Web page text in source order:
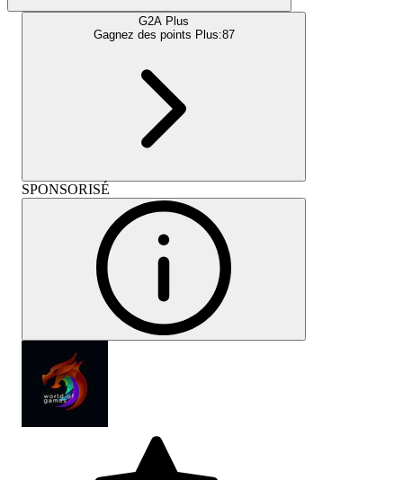
G2A Plus
Gagnez des points Plus:87
SPONSORISÉ